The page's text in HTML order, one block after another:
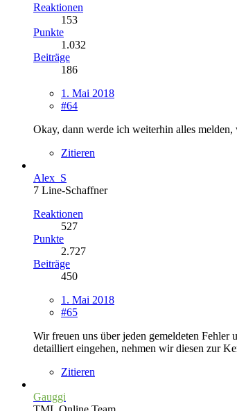
Reaktionen
153
Punkte
1.032
Beiträge
186
1. Mai 2018
#64
Okay, dann werde ich weiterhin alles melden,
Zitieren
Alex_S
7 Line-Schaffner
Reaktionen
527
Punkte
2.727
Beiträge
450
1. Mai 2018
#65
Wir freuen uns über jeden gemeldeten
detailliert eingehen, nehmen wir diesen zur
Zitieren
Gauggi